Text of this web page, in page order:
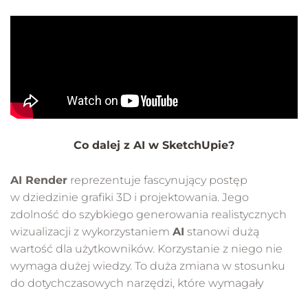
Co dalej z AI w SketchUpie?
AI Render reprezentuje fascynujący postęp
w dziedzinie grafiki 3D i projektowania. Jego
zdolność do szybkiego generowania realistycznych
wizualizacji z wykorzystaniem AI stanowi dużą
wartość dla użytkowników. Korzystanie z niego nie
wymaga dużej wiedzy. To duża zmiana w stosunku
do dotychczasowych narzędzi, które wymagały